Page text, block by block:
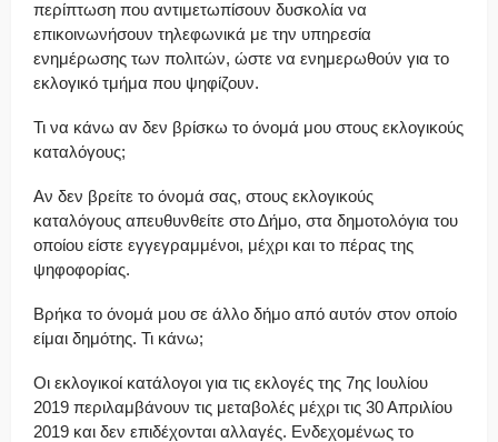
περίπτωση που αντιμετωπίσουν δυσκολία να
επικοινωνήσουν τηλεφωνικά με την υπηρεσία
ενημέρωσης των πολιτών, ώστε να ενημερωθούν για το
εκλογικό τμήμα που ψηφίζουν.
Τι να κάνω αν δεν βρίσκω το όνομά μου στους εκλογικούς
καταλόγους;
Αν δεν βρείτε το όνομά σας, στους εκλογικούς
καταλόγους απευθυνθείτε στο Δήμο, στα δημοτολόγια του
οποίου είστε εγγεγραμμένοι, μέχρι και το πέρας της
ψηφοφορίας.
Βρήκα το όνομά μου σε άλλο δήμο από αυτόν στον οποίο
είμαι δημότης. Τι κάνω;
Οι εκλογικοί κατάλογοι για τις εκλογές της 7ης Ιουλίου
2019 περιλαμβάνουν τις μεταβολές μέχρι τις 30 Απριλίου
2019 και δεν επιδέχονται αλλαγές. Ενδεχομένως το